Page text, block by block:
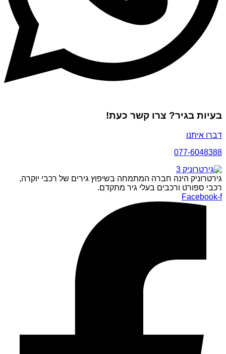
בעיות בגיר? צרו קשר כעת!
דברו איתנו
077-6048388
גירטרוניק הינה חברה המתמחה בשיפוץ גירים של רכבי יוקרה,
רכבי ספורט ורכבים בעלי גיר מתקדם.
Facebook-f